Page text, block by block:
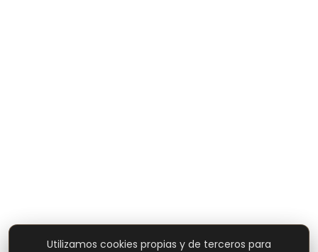
Utilizamos cookies propias y de terceros para